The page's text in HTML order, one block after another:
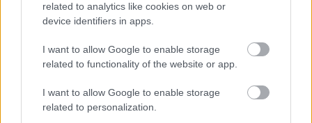
related to analytics like cookies on web or
device identifiers in apps.
I want to allow Google to enable storage
related to functionality of the website or app.
I want to allow Google to enable storage
related to personalization.
Δημήτρης Σαμόλης: «Ερωτευμένος είμαι ο
πιο γλυκός άνθρωπος, αλλά έχω υπάρξει